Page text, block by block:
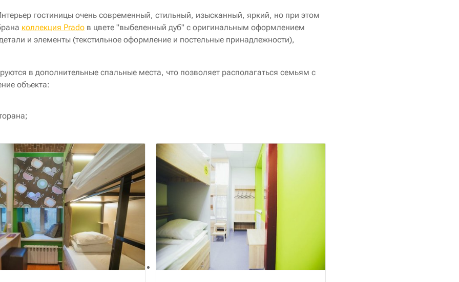
гостиницы очень современный, стильный, изысканный, яркий, но при этом
коллекция Prado в цвете "выбеленный дуб" с оригинальным оформлением
и элементы (текстильное оформление и постельные принадлежности),
в дополнительные спальные места, что позволяет располагаться семьям с
объекта: